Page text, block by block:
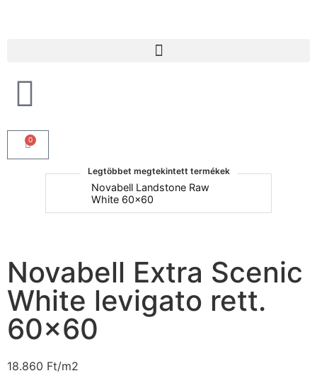
0
Legtöbbet megtekintett termékek
Novabell Landstone Raw
White 60x60
Novabell Extra Scenic
White levigato rett.
60×60
18.860 Ft/m2